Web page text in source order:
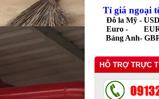
Tỉ giá ngoại
Đô la Mỹ -
Euro -
Bảng Anh-
HỖ TRỢ TRỰC